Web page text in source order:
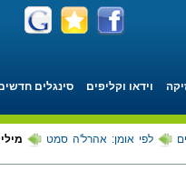
וידאו וקליפים סינגלים
לפי אומן: אהרל'ה סמט